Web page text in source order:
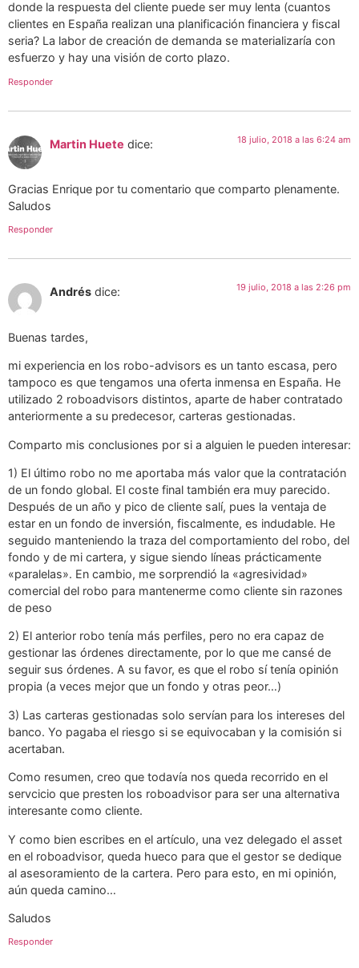
donde la respuesta del cliente puede ser muy lenta (cuantos
clientes en España realizan una planificación financiera y fiscal
seria? La labor de creación de demanda se materializaría con
esfuerzo y hay una visión de corto plazo.
Responder
Martin Huete dice: 18 julio, 2018 a las 6:24 am
Gracias Enrique por tu comentario que comparto plenamente.
Saludos
Responder
Andrés dice: 19 julio, 2018 a las 2:26 pm
Buenas tardes,
mi experiencia en los robo-advisors es un tanto escasa, pero
tampoco es que tengamos una oferta inmensa en España. He
utilizado 2 roboadvisors distintos, aparte de haber contratado
anteriormente a su predecesor, carteras gestionadas.
Comparto mis conclusiones por si a alguien le pueden interesar:
1) El último robo no me aportaba más valor que la contratación
de un fondo global. El coste final también era muy parecido.
Después de un año y pico de cliente salí, pues la ventaja de
estar en un fondo de inversión, fiscalmente, es indudable. He
seguido manteniendo la traza del comportamiento del robo, del
fondo y de mi cartera, y sigue siendo líneas prácticamente
«paralelas». En cambio, me sorprendió la «agresividad»
comercial del robo para mantenerme como cliente sin razones
de peso
2) El anterior robo tenía más perfiles, pero no era capaz de
gestionar las órdenes directamente, por lo que me cansé de
seguir sus órdenes. A su favor, es que el robo sí tenía opinión
propia (a veces mejor que un fondo y otras peor…)
3) Las carteras gestionadas solo servían para los intereses del
banco. Yo pagaba el riesgo si se equivocaban y la comisión si
acertaban.
Como resumen, creo que todavía nos queda recorrido en el
servcicio que presten los roboadvisor para ser una alternativa
interesante como cliente.
Y como bien escribes en el artículo, una vez delegado el asset
en el roboadvisor, queda hueco para que el gestor se dedique
al asesoramiento de la cartera. Pero para esto, en mi opinión,
aún queda camino…
Saludos
Responder